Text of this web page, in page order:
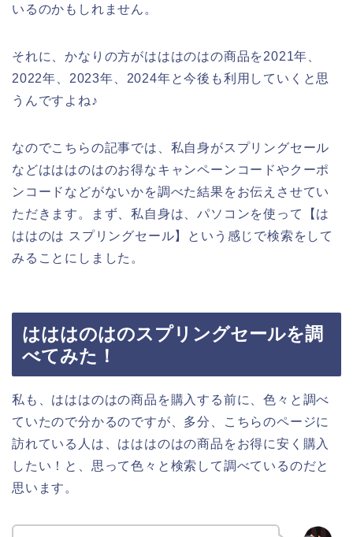
いるのかもしれません。
それに、かなりの方がはははのはの商品を2021年、
2022年、2023年、2024年と今後も利用していくと思
うんですよね♪
なのでこちらの記事では、私自身がスプリングセール
などはははのはのお得なキャンペーンコードやクーポ
ンコードなどがないかを調べた結果をお伝えさせてい
ただきます。まず、私自身は、パソコンを使って【は
ははのは スプリングセール】という感じで検索をして
みることにしました。
はははのはのスプリングセールを調
べてみた！
私も、はははのはの商品を購入する前に、色々と調べ
ていたので分かるのですが、多分、こちらのページに
訪れている人は、はははのはの商品をお得に安く購入
したい！と、思って色々と検索して調べているのだと
思います。